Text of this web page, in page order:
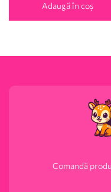
Adaugă în coș
Comandă